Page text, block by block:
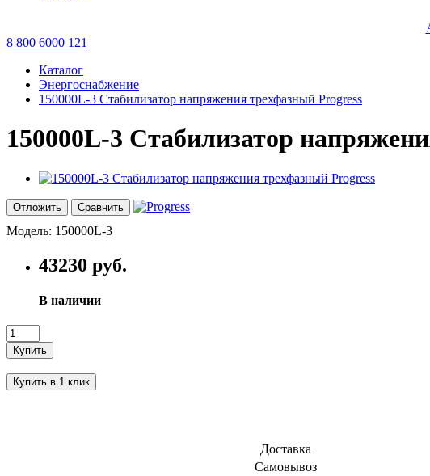
8 800 6000 121
Каталог
Энергоснабжение
150000L-3 Стабилизатор напряжения трехфазный Progress
150000L-3 Стабилизатор
Отложить Сравнить
Модель: 150000L-3
43230 руб.
В наличии
Купить
Купить в 1 клик
Доставка
Самовывоз